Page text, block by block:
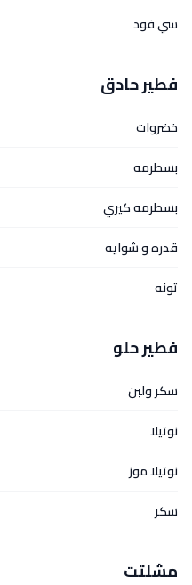
سي فود
فطير حادق
خضروات
بسطرمه
بسطرمه كيري
قدره و شوايه
تونه
فطير حلو
سكر ولبن
نوتيلا
نوتيلا موز
سكر
مشلتت